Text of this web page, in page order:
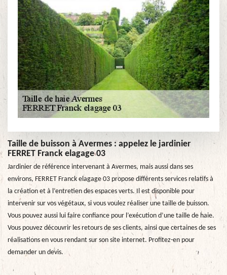
Taille de buisson à Avermes : appelez le jardinier
FERRET Franck elagage 03
Jardinier de référence intervenant à Avermes, mais aussi dans ses
environs, FERRET Franck elagage 03 propose différents services relatifs à
la création et à l’entretien des espaces verts. Il est disponible pour
intervenir sur vos végétaux, si vous voulez réaliser une taille de buisson.
Vous pouvez aussi lui faire confiance pour l’exécution d’une taille de haie.
Vous pouvez découvrir les retours de ses clients, ainsi que certaines de ses
réalisations en vous rendant sur son site internet. Profitez-en pour
demander un devis.